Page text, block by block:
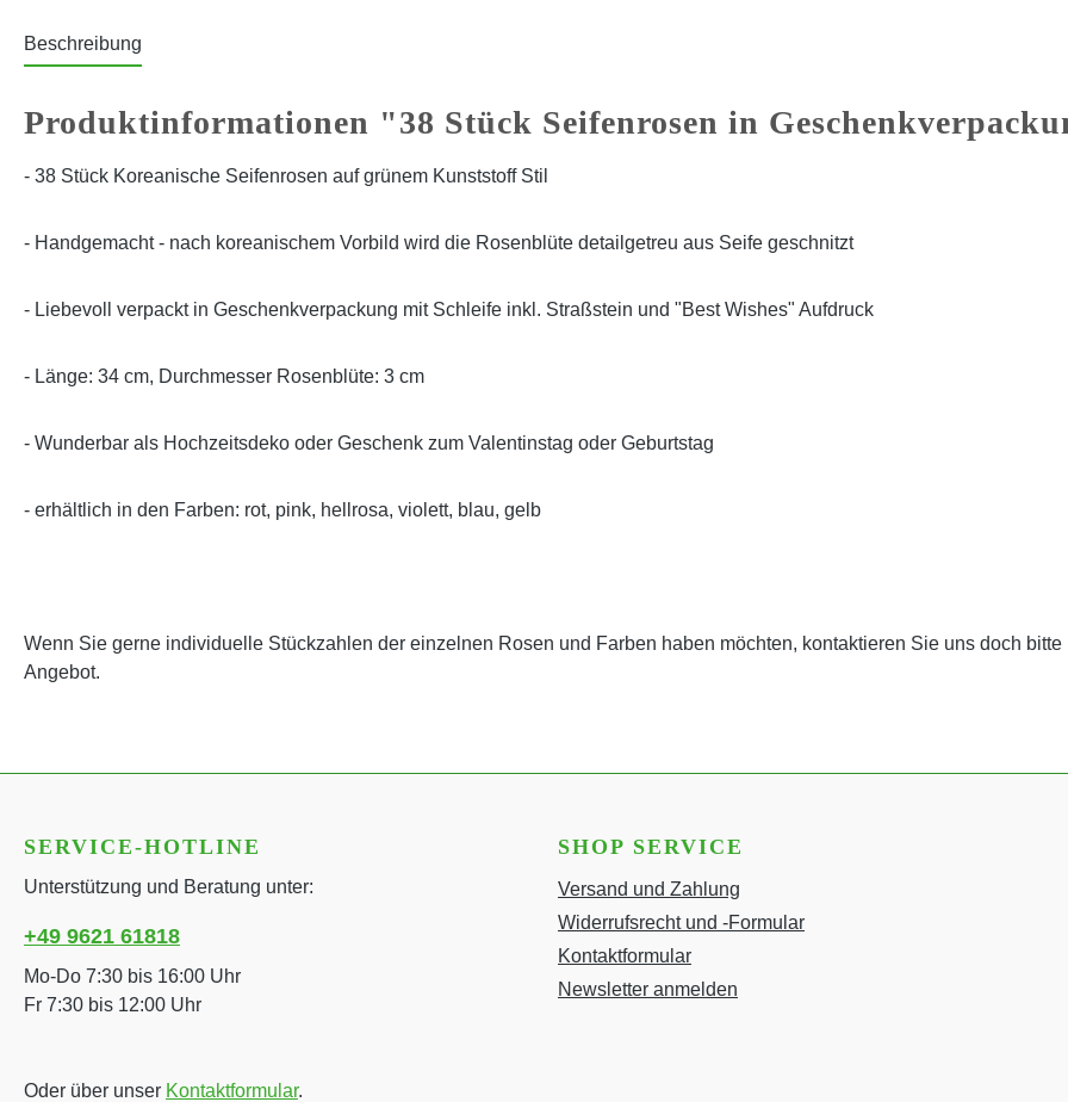
Beschreibung
Produktinformationen "38 Stück Seifenrosen in
- 38 Stück Koreanische Seifenrosen auf grünem Kunststoff Stil
- Handgemacht - nach koreanischem Vorbild wird die Rosenblüte detailgetreu aus Seife geschnitzt
- Liebevoll verpackt in Geschenkverpackung mit Schleife inkl. Straßstein und "Best Wishes" Aufdruck
- Länge: 34 cm, Durchmesser Rosenblüte: 3 cm
- Wunderbar als Hochzeitsdeko oder Geschenk zum Valentinstag oder Geburtstag
- erhältlich in den Farben: rot, pink, hellrosa, violett, blau, gelb
Wenn Sie gerne individuelle Stückzahlen der einzelnen Rosen und Farben haben möchten, kontaktieren Sie uns doch
Angebot.
SERVICE-HOTLINE
Unterstützung und Beratung unter:
+49 9621 61818
Mo-Do 7:30 bis 16:00 Uhr
Fr 7:30 bis 12:00 Uhr
Oder über unser Kontaktformular.
SHOP SERVICE
Versand und Zahlung
Widerrufsrecht und -Formular
Kontaktformular
Newsletter anmelden